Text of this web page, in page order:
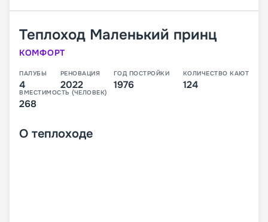
Теплоход Маленький принц
КОМФОРТ
ПАЛУБЫ
4
РЕНОВАЦИЯ
2022
ГОД ПОСТРОЙКИ
1976
КОЛИЧЕСТВО КАЮТ
124
ВМЕСТИМОСТЬ (ЧЕЛОВЕК)
268
О теплоходе